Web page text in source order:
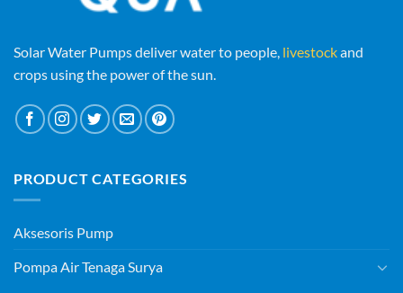
Solar Water Pumps deliver water to people, livestockand
crops using the power of the sun.
PRODUCT CATEGORIES
Aksesoris Pump
Pompa Air Tenaga Surya